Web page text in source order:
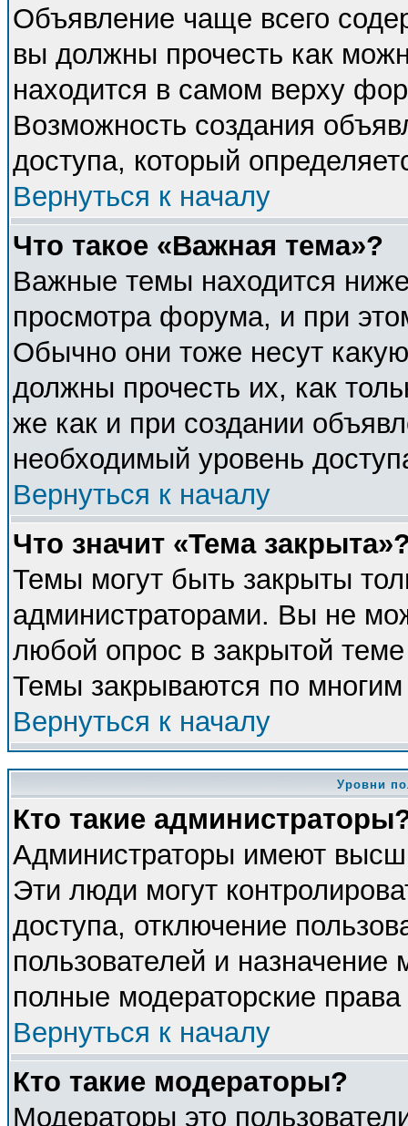
Объявление чаще всего
вы должны прочесть как
находится в самом верху
Возможность создания
доступа, который
Вернуться к началу
Что такое «Важная тема»?
Важные темы находится
просмотра форума, и при
Обычно они тоже несут
должны прочесть их, как
же как и при создании
необходимый уровень
Вернуться к началу
Что значит «Тема
Темы могут быть закрыты
администраторами. Вы не
любой опрос в закрытой
Темы закрываются по
Вернуться к началу
Уровни
Кто такие
Администраторы имеют
Эти люди могут
доступа, отключение
пользователей и
полные модераторские
Вернуться к началу
Кто такие модераторы?
Модераторы это